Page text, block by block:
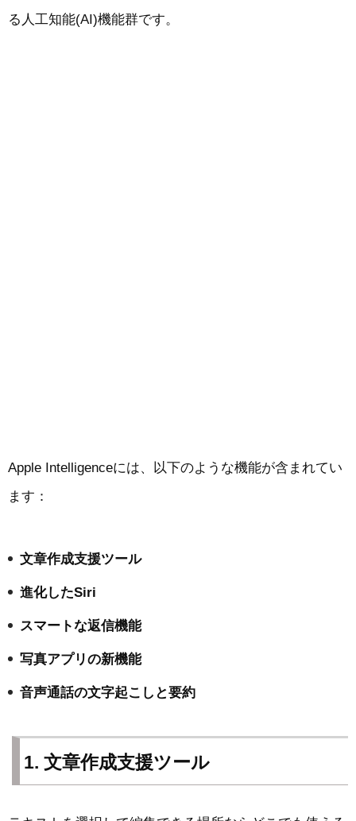
る人工知能(AI)機能群です。
Apple Intelligenceには、以下のような機能が含まれてい
ます：
文章作成支援ツール
進化したSiri
スマートな返信機能
写真アプリの新機能
音声通話の文字起こしと要約
1. 文章作成支援ツール